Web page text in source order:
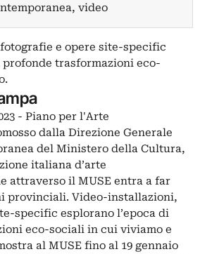
video
e opere site-specific
profonde trasformazioni eco-
- Piano per l'Arte
dalla Direzione Generale
del Ministero della Cultura,
italiana d’arte
attraverso il MUSE entra a far
provinciali. Video-installazioni,
specific esplorano l’epoca di
eco-sociali in cui viviamo e
al MUSE fino al 19 gennaio